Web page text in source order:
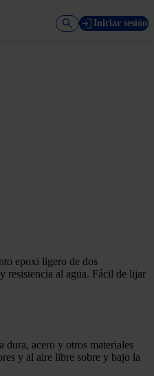
Iniciar sesión
epoxi ligero de dos
resistencia al agua. Fácil de lijar
dura, acero y otros materiales
y al aire libre sobre y bajo la